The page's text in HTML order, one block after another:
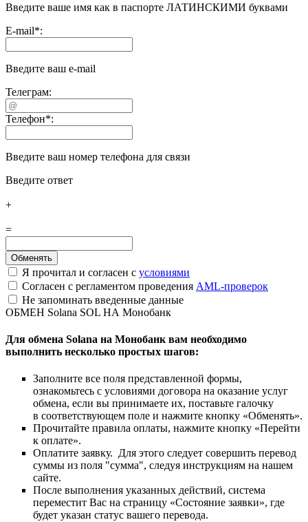
Введите ваше имя как в паспорте ЛАТИНСКИМИ буквами
E-mail*:
Введите ваш e-mail
Телеграм:
Телефон*:
Введите ваш номер телефона для связи
Введите ответ
+
=
Я прочитал и согласен с условиями
Согласен с регламентом проведения AML-проверок
Не запоминать введенные данные
ОБМЕН Solana SOL НА Монобанк
Для обмена Solana на Монобанк вам необходимо
выполнить несколько простых шагов:
Заполните все поля представленной формы,
ознакомьтесь с условиями договора на оказание услуг
обмена, если вы принимаете их, поставьте галочку
в соответствующем поле и нажмите кнопку «Обменять».
Прочитайте правила оплаты, нажмите кнопку «Перейти
к оплате».
Оплатите заявку. Для этого следует совершить перевод
суммы из поля "сумма", следуя инструкциям на нашем
сайте.
После выполнения указанных действий, система
переместит Вас на страницу «Состояние заявки», где
будет указан статус вашего перевода.